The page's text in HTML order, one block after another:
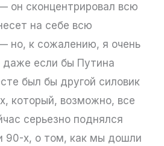
он сконцентрировал всю
на себе всю
но, к сожалению, я очень
даже если бы Путина
был бы другой силовик
который, возможно, все
серьезно поднялся
90-х, о том, как мы дошли